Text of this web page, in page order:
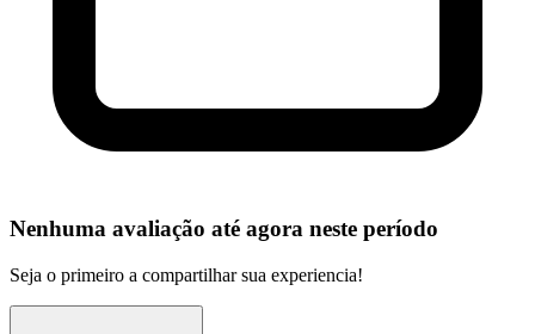
Nenhuma avaliação até agora neste período
Seja o primeiro a compartilhar sua experiencia!